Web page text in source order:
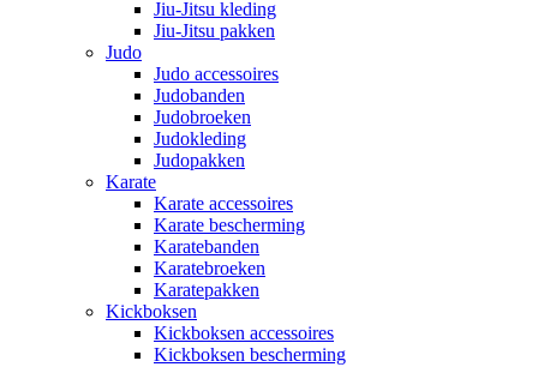
Jiu-Jitsu kleding
Jiu-Jitsu pakken
Judo
Judo accessoires
Judobanden
Judobroeken
Judokleding
Judopakken
Karate
Karate accessoires
Karate bescherming
Karatebanden
Karatebroeken
Karatepakken
Kickboksen
Kickboksen accessoires
Kickboksen bescherming